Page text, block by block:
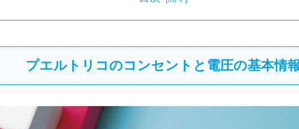
プエルトリコのコンセントと電圧の基本情